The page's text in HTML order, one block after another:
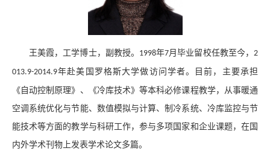
王美霞，工学博士，副教授。 1998年7月毕业留校任教至今， 2
013.9-2014.9年赴美国罗格斯大学做访问学者。目前，主要承担
《自动控制原理》、《冷库技术》等本科必修课程教学，从事暖通
空调系统优化与节能、数值模拟与计算、制冷系统、冷库监控与节
能技术等方面的教学与科研工作，参与多项国家和企业课题，在国
内外学术刊物上发表学术论文多篇。